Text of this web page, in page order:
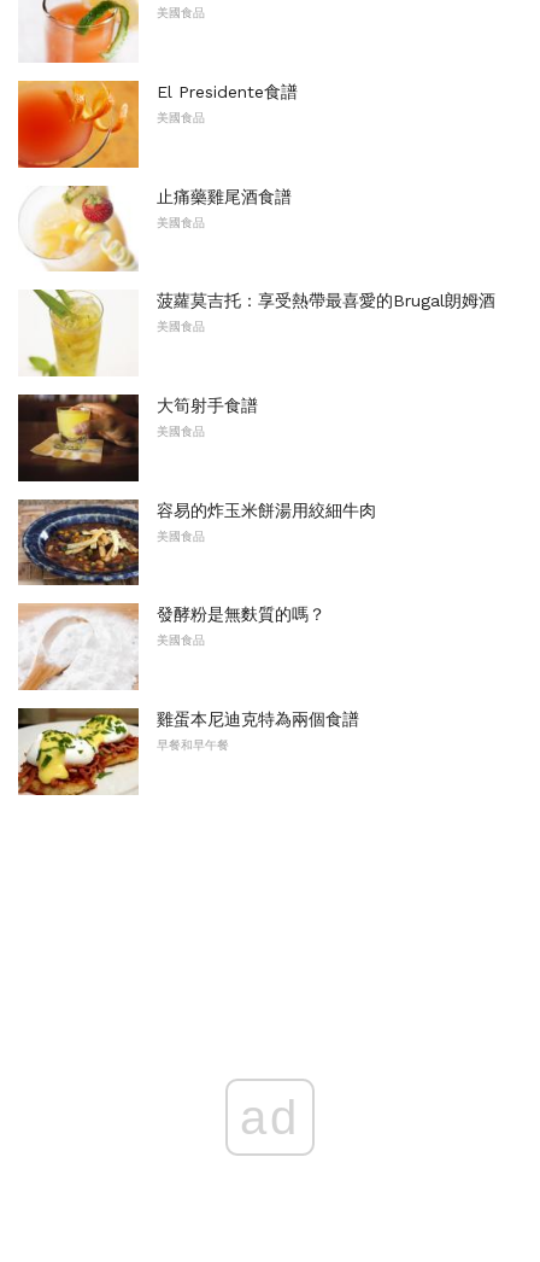
美國食品
El Presidente食譜
美國食品
止痛藥雞尾酒食譜
美國食品
菠蘿莫吉托：享受熱帶最喜愛的Brugal朗姆酒
美國食品
大筍射手食譜
美國食品
容易的炸玉米餅湯用絞細牛肉
美國食品
發酵粉是無麩質的嗎？
美國食品
雞蛋本尼迪克特為兩個食譜
早餐和早午餐
ad